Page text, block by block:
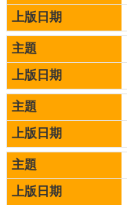
絲
頁
課
程
計
畫
新
生
專
區